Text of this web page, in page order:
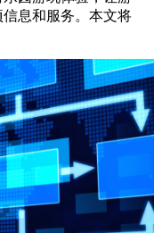
息和服务。本文将